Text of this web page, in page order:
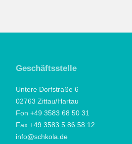
Geschäftsstelle
Untere Dorfstraße 6
02763 Zittau/Hartau
Fon +49 3583 68 50 31
Fax +49 3583 5 86 58 12
info@schkola.de